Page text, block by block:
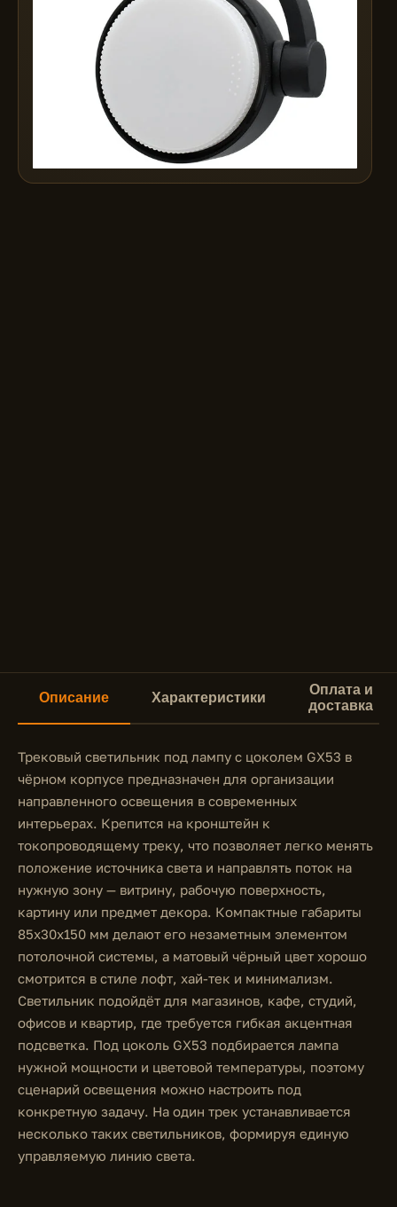
Описание Характеристики
Оплата и
доставка
Трековый светильник под лампу с цоколем GX53 в
чёрном корпусе предназначен для организации
направленного освещения в современных
интерьерах. Крепится на кронштейн к
токопроводящему треку, что позволяет легко менять
положение источника света и направлять поток на
нужную зону — витрину, рабочую поверхность,
картину или предмет декора. Компактные габариты
85x30x150 мм делают его незаметным элементом
потолочной системы, а матовый чёрный цвет хорошо
смотрится в стиле лофт, хай-тек и минимализм.
Светильник подойдёт для магазинов, кафе, студий,
офисов и квартир, где требуется гибкая акцентная
подсветка. Под цоколь GX53 подбирается лампа
нужной мощности и цветовой температуры, поэтому
сценарий освещения можно настроить под
конкретную задачу. На один трек устанавливается
несколько таких светильников, формируя единую
управляемую линию света.